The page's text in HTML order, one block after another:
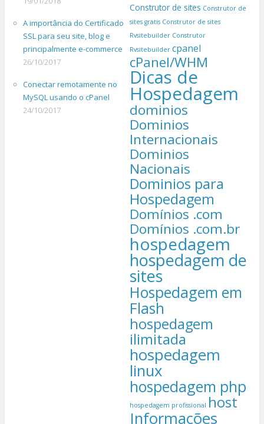
A importância do Certificado
SSL para seu site, blog e
principalmente e-commerce
26/10/2017
Conectar remotamente no
MySQL usando o cPanel
24/10/2017
Construtor de sites Construtor de
sites gratis Construtor de sites
Rvsitebuilder Construtor
Rvsitebuilder cpanel
cPanel/WHM
Dicas de
Hospedagem
dominios
Dominios
Internacionais
Dominios
Nacionais
Dominios para
Hospedagem
Domínios .com
Domínios .com.br
hospedagem
hospedagem de
sites
Hospedagem em
Flash
hospedagem
ilimitada
hospedagem
linux
hospedagem php
hospedagem profissional host
Informações